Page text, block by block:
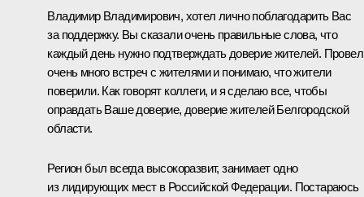
Владимир Владимирович, хотел лично поблагодарить Вас
за поддержку. Вы сказали очень правильные слова, что
каждый день нужно подтверждать доверие жителей. Провел
очень много встреч с жителями и понимаю, что жители
поверили. Как говорят коллеги, и я сделаю все, чтобы
оправдать Ваше доверие, доверие жителей Белгородской
области.
Регион был всегда высокоразвит, занимает одно
из лидирующих мест в Российской Федерации. Постараюсь